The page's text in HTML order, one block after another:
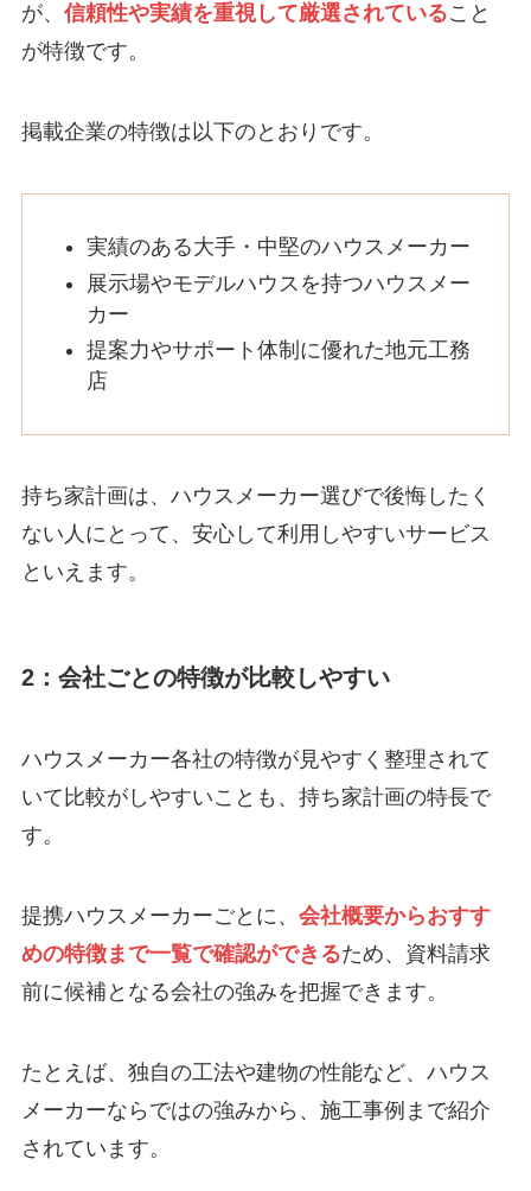
が、 信頼性や実績を重視して厳選されていること
が特徴です。
掲載企業の特徴は以下のとおりです。
実績のある大手・中堅のハウスメーカー
展示場やモデルハウスを持つハウスメー
カー
提案力やサポート体制に優れた地元工務
店
持ち家計画は、ハウスメーカー選びで後悔したく
ない人にとって、安心して利用しやすいサービス
といえます。
2：会社ごとの特徴が比較しやすい
ハウスメーカー各社の特徴が見やすく整理されて
いて比較がしやすいことも、持ち家計画の特長で
す。
提携ハウスメーカーごとに、 会社概要からおすす
めの特徴まで一覧で確認ができるため、資料請求
前に候補となる会社の強みを把握できます。
たとえば、独自の工法や建物の性能など、ハウス
メーカーならではの強みから、施工事例まで紹介
されています。